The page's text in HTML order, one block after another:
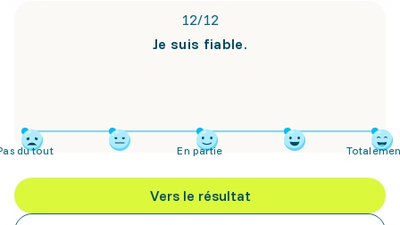
12/12
Je suis fiable.
du tout En partie
Vers le résultat